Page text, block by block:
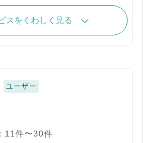
スをくわしく見る
ユーザー
11件〜30件